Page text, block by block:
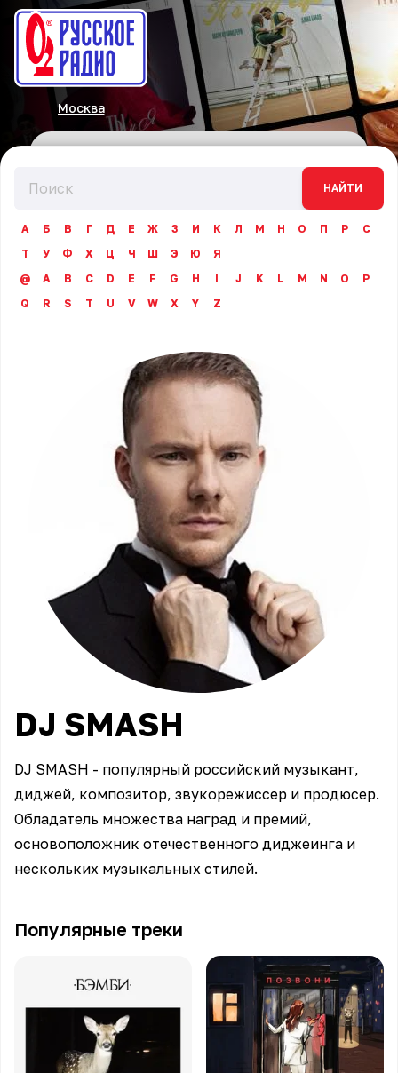
Москва
НАЙТИ
А Б В Г Д Е Ж З И К Л М Н О П Р
С
Т
У Ф Х Ц Ч Ш Э Ю
Я
@
A B C D E F G H I J K L M N O
P
Q
R S T U V W X Y Z
DJ SMASH
DJ SMASH - популярный российский музыкант,
диджей, композитор, звукорежиссер и продюсер.
Обладатель множества наград и премий,
основоположник отечественного диджеинга и
нескольких музыкальных стилей.
Популярные треки